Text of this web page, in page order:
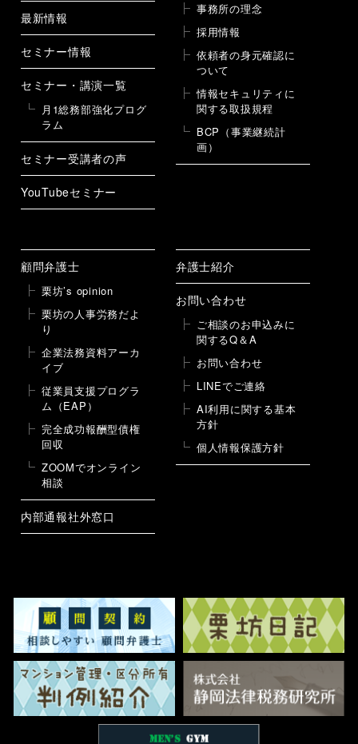
最新情報
セミナー情報
セミナー・講演一覧
月1総務部強化プログ
ラム
セミナー受講者の声
YouTubeセミナー
事務所の理念
採用情報
依頼者の身元確認に
ついて
情報セキュリティに
関する取扱規程
BCP（事業継続計
画）
顧問弁護士
栗坊’s opinion
栗坊の人事労務だよ
り
企業法務資料アーカ
イブ
従業員支援プログラ
ム（EAP）
完全成功報酬型債権
回収
ZOOMでオンライン
相談
内部通報社外窓口
弁護士紹介
お問い合わせ
ご相談のお申込みに
関するQ＆A
お問い合わせ
LINEでご連絡
AI利用に関する基本
方針
個人情報保護方針